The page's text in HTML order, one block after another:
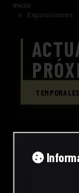
Inicio
Exposiciones
TEMPORALES